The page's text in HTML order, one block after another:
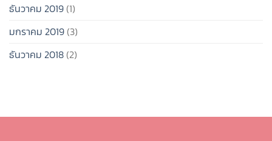
ธันวาคม 2019(1)
มกราคม 2019(3)
ธันวาคม 2018(2)